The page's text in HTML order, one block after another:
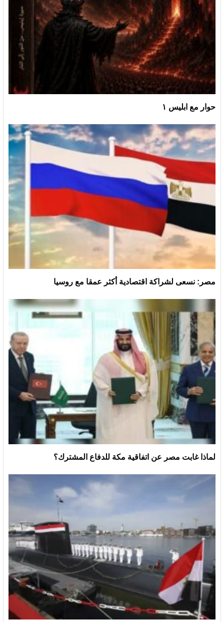
حوار مع ابليس ١
مصر: نسعى لشراكة اقتصادية أكثر عمقا مع روسيا
لماذا غابت مصر عن اتفاقية مكة للدفاع المشترك؟